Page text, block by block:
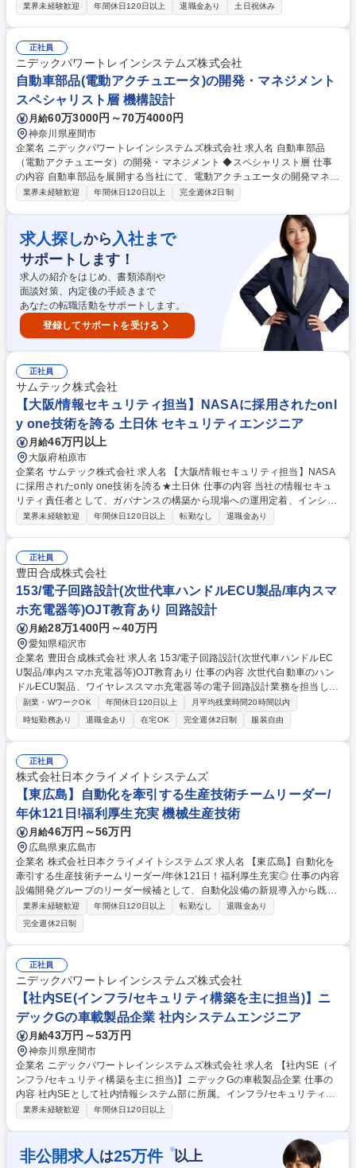
ートレイン開発本部 電気駆動領域の開発エンジニア (2)パワートレイン開
EEアーキテクチャ開発エンジニア (5)統合制御開発本部 電子基盤開発部
ボデー制御開発エンジニア (6)統合制御開発本部 電子基盤開発部 パワース
テアリングの制御システム開発エンジニア 募集職種 ポジションサーチ[R
＆D領域/第二新卒歓迎]
業界未経験歓迎 年間休日120日以上 退職金あり 土日祝休み
正社員
ニデックパワートレインシステムズ株式会社
自動車部品(電動アクチュエータ)の開発・マネジメント
スペシャリスト層 機構設計
月給60万3000円～70万4000円
神奈川県座間市
企業名 ニデックパワートレインシステムズ株式会社 求人名 自動車部品
（電動アクチュエータ）の開発・マネジメント ◆スペシャリスト層 仕事
の内容 自動車部品を展開する当社にて、電動アクチュエータの開発マネジ
メントをご担当。駆動・制御技術の観点から次世代車両の付加価値を具現
バーの進捗管理や関係者調整 ■主要完成車メーカーへの商品提案やニーズ
具現化 【仕事の魅力】電動化へのシフトを牽引する中核として活躍。高度
なモノづくりと組織マネジメントを両立し次世代製品を自らの手で形にす
るやりがいがあります。 募集職種 自動車部品（電動アクチュエータ）の
開発・マネジメント ◆スペシャリスト層
業界未経験歓迎 年間休日120日以上 完全週休2日制
求人探しから 入社まで
サポートします！
求人の紹介をはじめ、書類添削や
面談対策、内定後の手続きまで
あなたの転職活動をサポートします。
登録してサポートを受ける
正社員
サムテック株式会社
【大阪/情報セキュリティ担当】NASAに採用されたonl
y one技術を誇る 土日休 セキュリティエンジニア
月給46万円以上
大阪府柏原市
企業名 サムテック株式会社 求人名 【大阪/情報セキュリティ担当】NASA
に採用されたonly one技術を誇る★土日休 仕事の内容 当社の情報セキュ
リティ責任者として、ガバナンスの構築から現場への運用定着、インシデ
ント対応まで、セキュリティ領域全般のマネジメントをお任せいたしま
キュリティ施策の企画・実施■ISMSを基盤とした個人情報保護法対応およ
び安全管理措置の推進■外部委託先のセキュリティ評価および管理体制の
構築 募集職種 【大阪/情報セキュリティ担当】NASAに採用されたonly on
e技術を誇る★土日休
業界未経験歓迎 年間休日120日以上 転勤なし 退職金あり
正社員
豊田合成株式会社
153/電子回路設計(次世代車ハンドルECU製品/車内スマ
ホ充電器等)OJT教育あり 回路設計
月給28万1400円～40万円
愛知県稲沢市
企業名 豊田合成株式会社 求人名 153/電子回路設計(次世代車ハンドルEC
U製品/車内スマホ充電器等)OJT教育あり 仕事の内容 次世代自動車のハン
ドルECU製品、ワイヤレススマホ充電器等の電子回路設計業務を担当しま
す。ユーザーに身近な製品なため、ユーザー体験に直結する製品に携わる
ことができます。 【具体的な仕事内容】電子系専門の外部委託先をコント
ロールし企画・開発・量産までの立ち上げをお任せします。回路設計仕様
書作成、成果物精査、委託先指導、社内品質会議推進、量産立ち上げフォ
ローもあります。 ＜対象製品＞ステアリングECU製品、ワイヤレススマ
ホ充電器、アクチュエーター製品 募集職種 153/電子回路設計(次世代車ハ
ンドルECU製品/車内スマホ充電器等)OJT教育あり
副業・WワークOK 年間休日120日以上
月平均残業時間20時間以内
時短勤務あり
退職金あり 在宅OK 完全週休2日制 服装自由
正社員
株式会社日本クライメイトシステムズ
【東広島】自動化を牽引する生産技術チームリーダー/
年休121日!福利厚生充実 機械生産技術
月給46万円～56万円
広島県東広島市
企業名 株式会社日本クライメイトシステムズ 求人名 【東広島】自動化を
牽引する生産技術チームリーダー/年休121日！福利厚生充実◎ 仕事の内容
設備開発グループのリーダー候補として、自動化設備の新規導入から既存
改造までを統括。仕様検討からメーカー折衝、量産立ち上げ後のトラブル
対応、メンバー育成まで幅広く指揮を執ります。 ■新規設備導入（仕様検
討、メーカー折衝等） ■既存設備の改造（治具・電気制御設計等） ■設備
不具合の暫定対応と恒久対策立案 ■部内資料作成、メンバー育成 ◎工場の
自動化プロジェクトを主導。構想から量産立ち上げまで裁量を持って統括
します。 募集職種 【東広島】自動化を牽引する生産技術チームリーダー/
年休121日！福利厚生充実◎
業界未経験歓迎 年間休日120日以上 転勤なし
退職金あり
完全週休2日制
正社員
ニデックパワートレインシステムズ株式会社
【社内SE(インフラ/セキュリティ構築を主に担当)】ニ
デックGの車載製品企業 社内システムエンジニア
月給43万円～53万円
神奈川県座間市
企業名 ニデックパワートレインシステムズ株式会社 求人名 【社内SE（イ
ンフラ/セキュリティ構築を主に担当)】ニデックGの車載製品企業 仕事の
内容 社内SEとして社内情報システム部に所属。インフラ/セキュリティ構
築業務を担当。将来は幅広く情報システム関係の業務を担当いただきま
ーク、クラウド、仮想基盤、GWS,M365等)の構築・運用・改善 ■IT企画・
改善提案 ■PCのキッティング、アカウント管理、IT資産管理、運用手順書
の整備 ■情報セキュリティ施策の運用、改善、CSIRTへの参画経験 ■ベン
業界未経験歓迎 年間休日120日以上
非公開求人 は25万件 ※以上